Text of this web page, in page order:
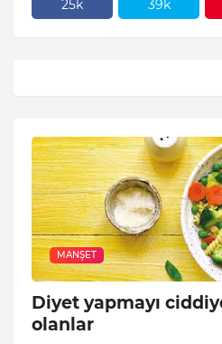
25k 39k
MANŞET
Diyet yapmayı
olanlar